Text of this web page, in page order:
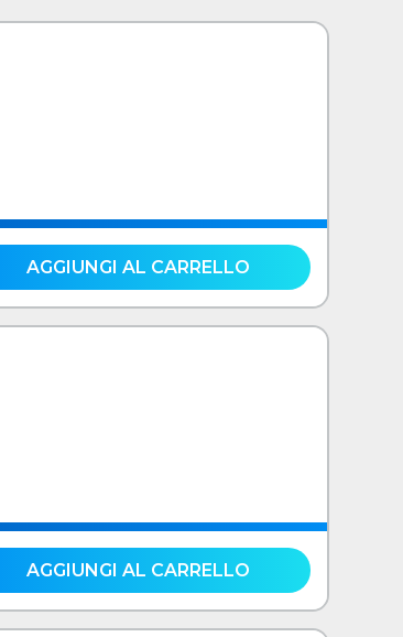
AGGIUNGI AL CARRELLO
AGGIUNGI AL CARRELLO